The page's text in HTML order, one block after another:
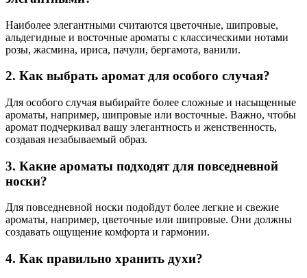
Наиболее элегантными считаются цветочные, шипровые,
альдегидные и восточные ароматы с классическими нотами
розы, жасмина, ириса, пачули, бергамота, ванили.
2. Как выбрать аромат для особого случая?
Для особого случая выбирайте более сложные и насыщенные
ароматы, например, шипровые или восточные. Важно, чтобы
аромат подчеркивал вашу элегантность и женственность,
создавая незабываемый образ.
3. Какие ароматы подходят для повседневной
носки?
Для повседневной носки подойдут более легкие и свежие
ароматы, например, цветочные или шипровые. Они должны
создавать ощущение комфорта и гармонии.
4. Как правильно хранить духи?